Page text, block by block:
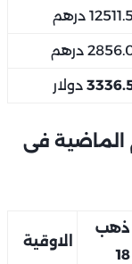
درهم
درهم
دولار
الماضية فى
ذهب
18
الاوقية